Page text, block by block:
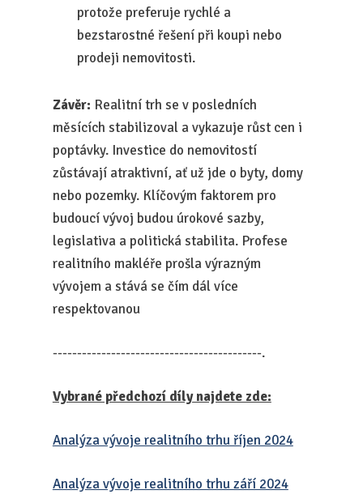
protože preferuje rychlé a
bezstarostné řešení při koupi nebo
prodeji nemovitosti.
Závěr: Realitní trh se v posledních
měsících stabilizoval a vykazuje růst cen i
poptávky. Investice do nemovitostí
zůstávají atraktivní, ať už jde o byty, domy
nebo pozemky. Klíčovým faktorem pro
budoucí vývoj budou úrokové sazby,
legislativa a politická stabilita. Profese
realitního makléře prošla výrazným
vývojem a stává se čím dál více
respektovanou
-------------------------------------------.
Vybrané předchozí díly najdete zde:
Analýza vývoje realitního trhu říjen 2024
Analýza vývoje realitního trhu září 2024